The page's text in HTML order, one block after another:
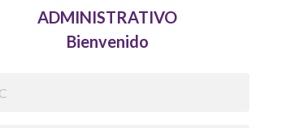
ADMINISTRATIVO
Bienvenido